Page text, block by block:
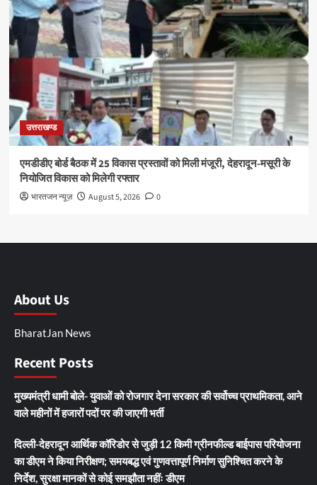
उत्तराखण्ड
एमडीडीए बोर्ड बैठक में 25 विकास प्रस्तावों को मिली मंजूरी, देहरादून-मसूरी के
नियोजित विकास को मिलेगी रफ्तार
भारतजन न्यूज़ August 5, 2026 0
About Us
BharatJan News
Recent Posts
मुख्यमंत्री धामी बोले- युवाओं को रोजगार देना सरकार की सर्वोच्च प्राथमिकता, आने
वाले महीनों में हजारों पदों पर की जाएगी भर्ती
दिल्ली-देहरादून आर्थिक कॉरिडोर से जुड़ी 12 किमी ग्रीनफील्ड बाईपास परियोजना
का डीएम ने किया निरीक्षण; समयबद्ध एवं गुणवत्तापूर्ण निर्माण सुनिश्चित करने के
निर्देश, सुरक्षा मानकों से कोई समझौता नहींः डीएम